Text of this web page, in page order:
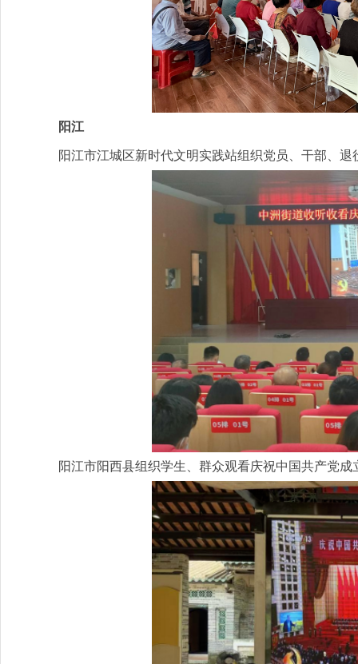
阳江
阳江市江城区新时代文明实践站组织党员、干部、退
阳江市阳西县组织学生、群众观看庆祝中国共产党成